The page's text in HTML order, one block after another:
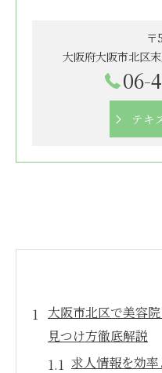
〒
大阪府大阪市北区
06-
テキ
大阪市北区で美容
見つけ方徹底解説
求人情報を効